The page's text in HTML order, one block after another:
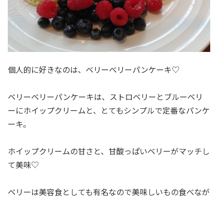
個人的に好きなのは、ベリーベリーパンケーキ♡
ベリーベリーパンケーキは、ストロベリーとブルーベリ
ーにホイップクリームと、とてもシンプルで定番なパンケ
ーキ。
ホイップクリームの甘さと、甘酸っぱいベリーがマッチし
て美味♡
ベリーは美容食としても有名なので美味しいもの食べなが